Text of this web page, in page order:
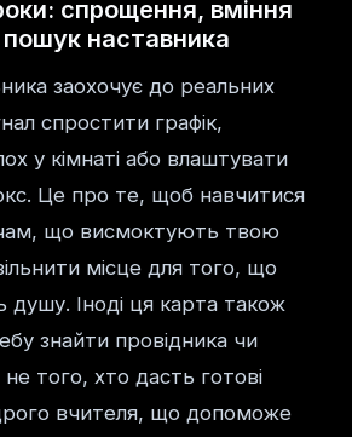
спрощення, вміння
пошук наставника
заохочує до реальних
спростити графік,
у кімнаті або влаштувати
Це про те, щоб навчитися
що висмоктують твою
місце для того, що
душу. Іноді ця карта також
знайти провідника чи
того, хто дасть готові
вчителя, що допоможе